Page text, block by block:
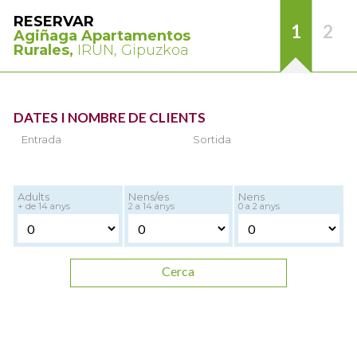
RESERVAR
Agiñaga Apartamentos
Rurales, IRUN, Gipuzkoa
1 2
DATES I NOMBRE DE CLIENTS
Entrada Sortida
Adults
+ de 14 anys
Nens/es
2 a 14 anys
Nens
0 a 2 anys
Cerca